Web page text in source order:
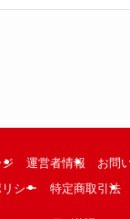
運営者情報
お問
シー
特定商取引法